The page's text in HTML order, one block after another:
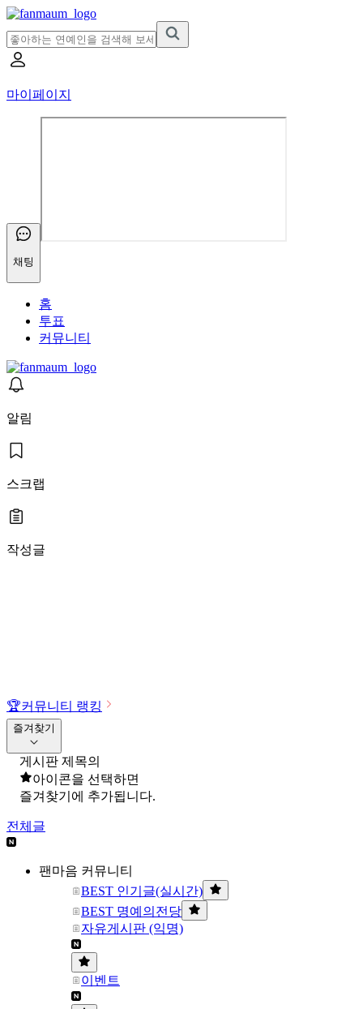
마이페이지
채팅
홈
투표
커뮤니티
알림
스크랩
작성글
🏆커뮤니티 랭킹
즐겨찾기
게시판 제목의
아이콘을 선택하면
즐겨찾기에 추가됩니다.
전체글
팬마음 커뮤니티
BEST 인기글(실시간)
BEST 명예의전당
자유게시판 (익명)
이벤트